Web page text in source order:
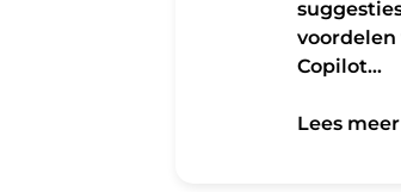
voordelen
Copilot…
Lees meer